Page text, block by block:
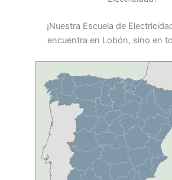
¡Nuestra Escuela de
encuentra en Lobón, sino en